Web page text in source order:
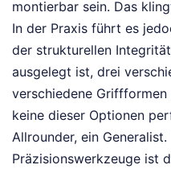
montierbar sein. Das
In der Praxis führt es
der strukturellen
ausgelegt ist, drei
verschiedene
keine dieser Optionen
Allrounder, ein
Präzisionswerkzeuge ist